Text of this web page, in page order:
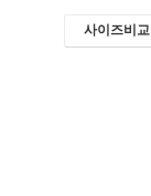
사이즈비교